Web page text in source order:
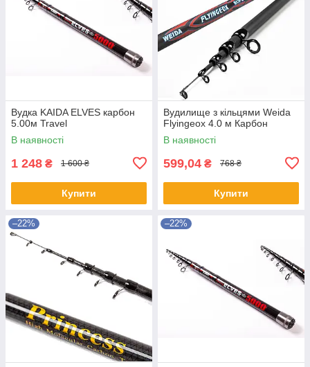
Вудка KAIDA ELVES карбон
5.00м Travel
В наявності
1 248 ₴ 1 600 ₴
Купити
Вудилище з кільцями Weida
Flyingeox 4.0 м Карбон
В наявності
599,04 ₴ 768 ₴
Купити
–22% –22%